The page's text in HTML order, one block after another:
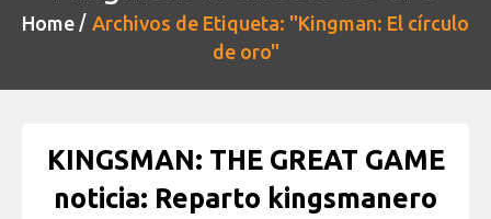
Home
Archivos de Etiqueta: "Kingman: El círculo
de oro"
KINGSMAN: THE GREAT GAME
noticia: Reparto kingsmanero